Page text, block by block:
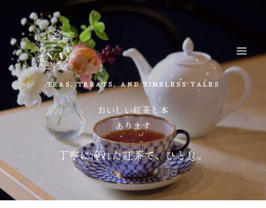
TEAS, TREATS, AND TIMELESS TALES
おいしい紅茶と本
あります
丁寧に淹れた紅茶で、ひと息。